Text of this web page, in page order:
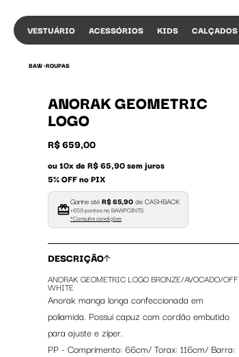
VESTUÁRIO ACESSÓRIOS KIDS CALÇADOS
BAW •ROUPAS
ANORAK GEOMETRIC
LOGO
R$ 659,00
ou 10x de R$ 65,90 sem juros
5% OFF no PIX
Ganhe atéR$ 65,90de CASHBACK
+659 pontos no BAWPOINTS
*Consulte condições
DESCRIÇÃO
ANORAK GEOMETRIC LOGO BRONZE/AVOCADO/OFF
WHITE
Anorak manga longa confeccionada em
poliamida. Possui capuz com cordão embutido
para ajuste e zíper.
PP - Comprimento: 66cm/ Torax: 116cm/ Barra: